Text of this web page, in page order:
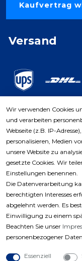
Kaufvertrag
Versand
Wir verwenden Cookies
und verarbeiten
Webseite (z.B. IP-
personalisieren, Medien
unsere Website zu
gesetzte Cookies. Wir
Einstellungen benennen.
Die Datenverarbeitung
berechtigten Interesses
abgelehnt werden. Es
Einwilligung zu einem
Beachten Sie unser
personenbezogener
Essenziell